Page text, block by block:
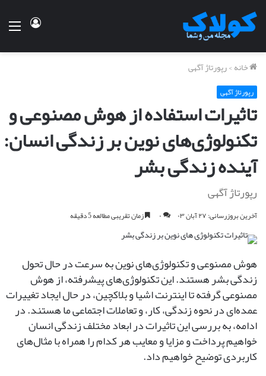
ورود
خانه>رپورتاژ آگهی
رپورتاژ آگهی
تاثیرات استفاده از هوش مصنوعی و
تکنولوژی‌های نوین بر زندگی انسان:
آینده زندگی بشر
رپورتاژ آگهی
آخرین بروزرسانی: ۲۷ آبان ۰۳ ۰ زمان تقریبی مطالعه 5 دقیقه
هوش مصنوعی و تکنولوژی‌های نوین به سرعت در حال تحول
زندگی بشر هستند. این تکنولوژی‌های پیشرفته، از هوش
مصنوعی گرفته تا اینترنت اشیا و بلاکچین، در حال ایجاد تغییرات
عمده‌ای در نحوه زندگی، کار، و تعاملات اجتماعی ما هستند. در
ادامه، به بررسی این تاثیرات در ابعاد مختلف زندگی انسان
خواهیم پرداخت و مزایا و معایب هر کدام را همراه با مثال‌های
کاربردی توضیح خواهیم داد.